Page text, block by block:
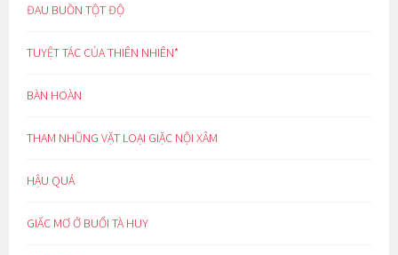
ĐAU BUỒN TỘT ĐỘ
TUYỆT TÁC CỦA THIÊN NHIÊN*
BÀN HOÀN
THAM NHŨNG VẶT LOẠI GIẶC NỘI XÂM
HẬU QUẢ
GIẤC MƠ Ở BUỔI TÀ HUY